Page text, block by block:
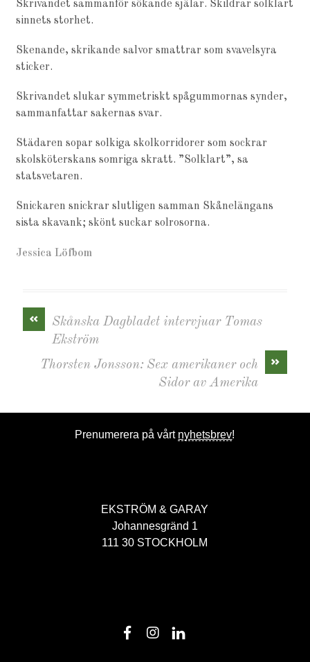
Skrivandet sammanför sökande själar. Skildrar solklart
sinnets storhet.
Skenande, skrikande salvor smattrar som svavelsyra
sticker.
Skrivandet slukar symmetriskt spågummornas synder,
sammanfattar sakernas svar.
Städaren sopar solkiga skolkorridorer som sockrar
skolsköterskans somriga skratt. ”Solklart”, sa
statsvetaren.
Snickaren snickrar slutligen samman Skånelängans
sista skavank; skönt suckar solrosorna.
Jessica Löfbom
«
Skånska Dagbladet intervjuar Tomas
Ekström
»
Thorsten Jonsson: Sex amerikaner och
Sidor av Amerika
Prenumerera på vårt nyhetsbrev!
EKSTRÖM & GARAY
Johannesgränd 1
111 30 STOCKHOLM